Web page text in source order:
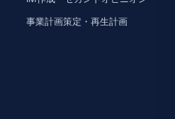
事業計画策定・再生計画